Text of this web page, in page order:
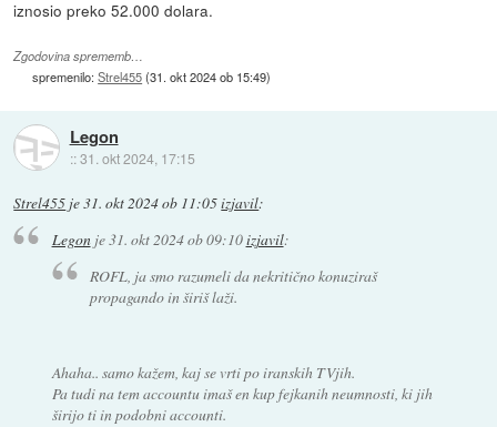
iznosio preko 52.000 dolara.
Zgodovina sprememb…
spremenilo:Strel455(31. okt 2024 ob 15:49)
Legon
::31. okt 2024, 17:15
Strel455 je31. okt 2024 ob 11:05izjavil:
Legonje31. okt 2024 ob 09:10izjavil:
ROFL, ja smo razumeli da nekritično konuziraš
propagando in širiš laži.
Ahaha.. samo kažem, kaj se vrti po iranskih TVjih.
Pa tudi na tem accountu imaš en kup fejkanih neumnosti, ki jih
širijo ti in podobni accounti.